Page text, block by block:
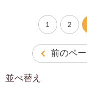
前のペ
1 2
並べ替え